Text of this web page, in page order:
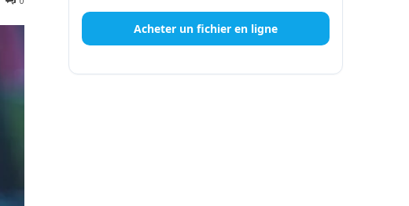
Acheter un fichier en ligne